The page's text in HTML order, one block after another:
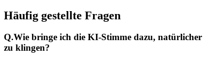
Häufig gestellte Fragen
Q.Wie bringe ich die KI-Stimme dazu, natürlicher
zu klingen?